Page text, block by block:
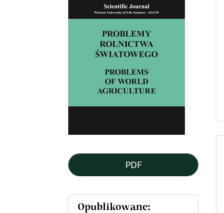
Sidebar
PDF
Opublikowane: